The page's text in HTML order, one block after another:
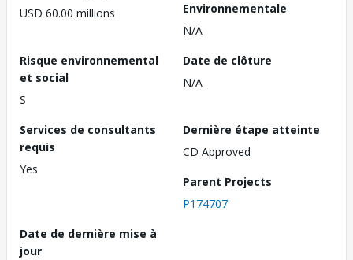
USD 60.00 millions
Environnementale
N/A
Risque environnemental
et social
S
Date de clôture
N/A
Services de consultants
requis
Yes
Dernière étape atteinte
CD Approved
Parent Projects
P174707
Date de dernière mise à
jour